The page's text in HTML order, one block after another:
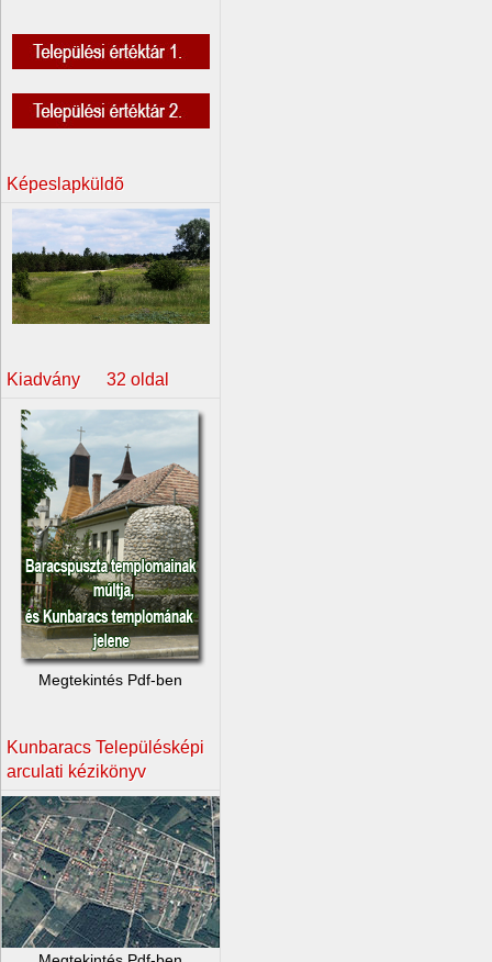
Képeslapküldõ
Kiadvány 32 oldal
Megtekintés Pdf-ben
Kunbaracs Településképi
arculati kézikönyv